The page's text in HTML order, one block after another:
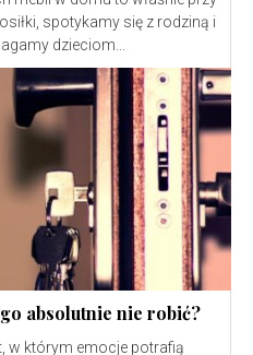
spotykamy się z rodziną i
dzieciom...
absolutnie nie robić?
w którym emocje potrafią